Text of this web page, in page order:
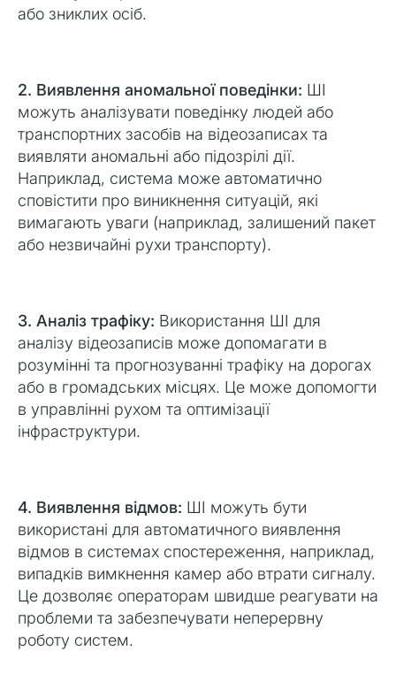
або зниклих осіб.
2. Виявлення аномальної поведінки: ШІ
можуть аналізувати поведінку людей або
транспортних засобів на відеозаписах та
виявляти аномальні або підозрілі дії.
Наприклад, система може автоматично
сповістити про виникнення ситуацій, які
вимагають уваги (наприклад, залишений пакет
або незвичайні рухи транспорту).
3. Аналіз трафіку: Використання ШІ для
аналізу відеозаписів може допомагати в
розумінні та прогнозуванні трафіку на дорогах
або в громадських місцях. Це може допомогти
в управлінні рухом та оптимізації
інфраструктури.
4. Виявлення відмов: ШІ можуть бути
використані для автоматичного виявлення
відмов в системах спостереження, наприклад,
випадків вимкнення камер або втрати сигналу.
Це дозволяє операторам швидше реагувати на
проблеми та забезпечувати неперервну
роботу систем.